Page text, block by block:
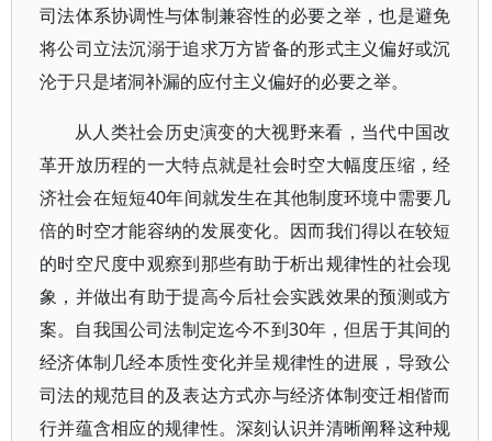
司法体系协调性与体制兼容性的必要之举，也是避免
将公司立法沉溺于追求万方皆备的形式主义偏好或沉
沦于只是堵洞补漏的应付主义偏好的必要之举。
从人类社会历史演变的大视野来看，当代中国改
革开放历程的一大特点就是社会时空大幅度压缩，经
济社会在短短40年间就发生在其他制度环境中需要几
倍的时空才能容纳的发展变化。因而我们得以在较短
的时空尺度中观察到那些有助于析出规律性的社会现
象，并做出有助于提高今后社会实践效果的预测或方
案。自我国公司法制定迄今不到30年，但居于其间的
经济体制几经本质性变化并呈规律性的进展，导致公
司法的规范目的及表达方式亦与经济体制变迁相偕而
行并蕴含相应的规律性。深刻认识并清晰阐释这种规